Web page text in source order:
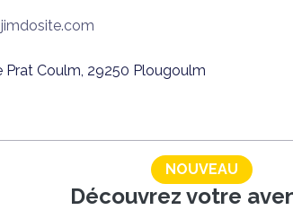
Prat Coulm, 29250 Plougoulm
NOUVEAU
Découvrez votre